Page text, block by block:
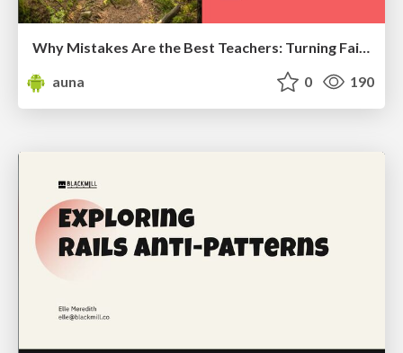
Why Mistakes Are the Best Teachers: Turning Failure into a Pathway for Growth
auna
0 190